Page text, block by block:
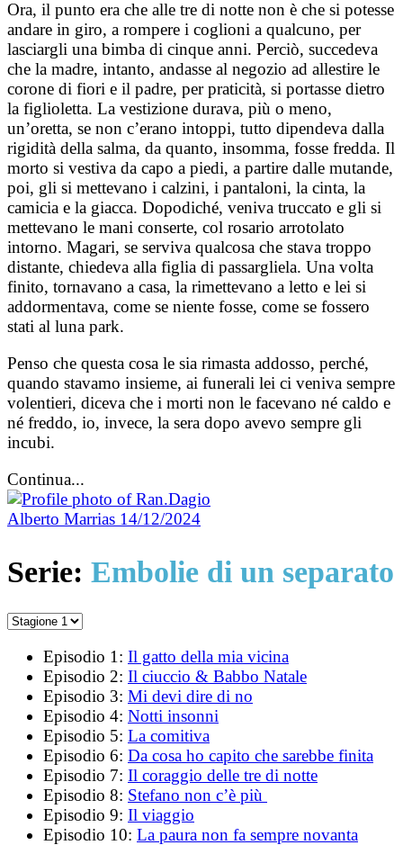
Ora, il punto era che alle tre di notte non è che si potesse
andare in giro, a rompere i coglioni a qualcuno, per
lasciargli una bimba di cinque anni. Perciò, succedeva
che la madre, intanto, andasse al negozio ad allestire le
corone di fiori e il padre, per praticità, si portasse dietro
la figlioletta. La vestizione durava, più o meno,
un’oretta, se non c’erano intoppi, tutto dipendeva dalla
rigidità della salma, da quanto, insomma, fosse fredda. Il
morto si vestiva da capo a piedi, a partire dalle mutande,
poi, gli si mettevano i calzini, i pantaloni, la cinta, la
camicia e la giacca. Dopodiché, veniva truccato e gli si
mettevano le mani conserte, col rosario arrotolato
intorno. Magari, se serviva qualcosa che stava troppo
distante, chiedeva alla figlia di passargliela. Una volta
finito, tornavano a casa, la rimettevano a letto e lei si
addormentava, come se niente fosse, come se fossero
stati al luna park.
Penso che questa cosa le sia rimasta addosso, perché,
quando stavamo insieme, ai funerali lei ci veniva sempre
volentieri, diceva che i morti non le facevano né caldo e
né freddo, io, invece, la sera dopo avevo sempre gli
incubi.
Continua...
Alberto Marrias 14/12/2024
Serie: Embolie di un separato
Episodio 1: Il gatto della mia vicina
Episodio 2: Il ciuccio & Babbo Natale
Episodio 3: Mi devi dire di no
Episodio 4: Notti insonni
Episodio 5: La comitiva
Episodio 6: Da cosa ho capito che sarebbe finita
Episodio 7: Il coraggio delle tre di notte
Episodio 8: Stefano non c’è più
Episodio 9: Il viaggio
Episodio 10: La paura non fa sempre novanta